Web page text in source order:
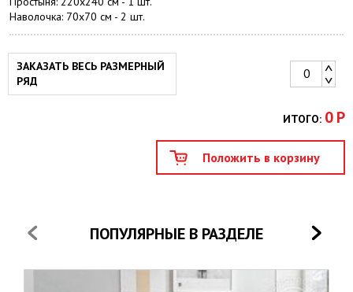
Наволочка: 70х70 см - 2 шт.
ЗАКАЗАТЬ ВЕСЬ РАЗМЕРНЫЙ
РЯД
ИТОГО: 0Р
ПОПУЛЯРНЫЕ В РАЗДЕЛЕ